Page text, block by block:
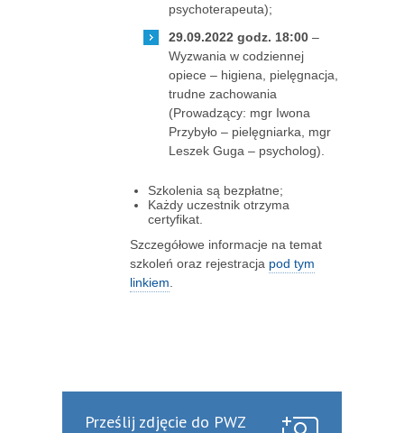
psychoterapeuta);
29.09.2022 godz. 18:00 –
Wyzwania w codziennej
opiece – higiena, pielęgnacja,
trudne zachowania
(Prowadzący: mgr Iwona
Przybyło – pielęgniarka, mgr
Leszek Guga – psycholog).
Szkolenia są bezpłatne;
Każdy uczestnik otrzyma
certyfikat.
Szczegółowe informacje na temat
szkoleń oraz rejestracja pod tym
linkiem
Prześlij zdjęcie do PWZ